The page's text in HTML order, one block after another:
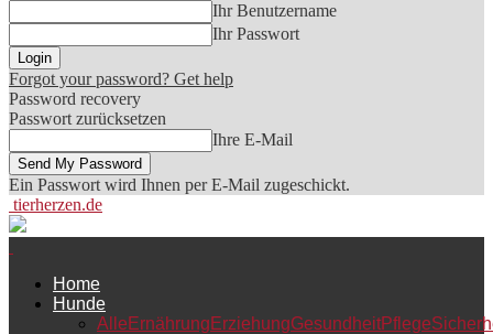
Ihr Benutzername
Ihr Passwort
Forgot your password? Get help
Password recovery
Passwort zurücksetzen
Ihre E-Mail
Ein Passwort wird Ihnen per E-Mail zugeschickt.
tierherzen.de
Home
Hunde
Alle Ernährung ErziehungGesundheitPflege